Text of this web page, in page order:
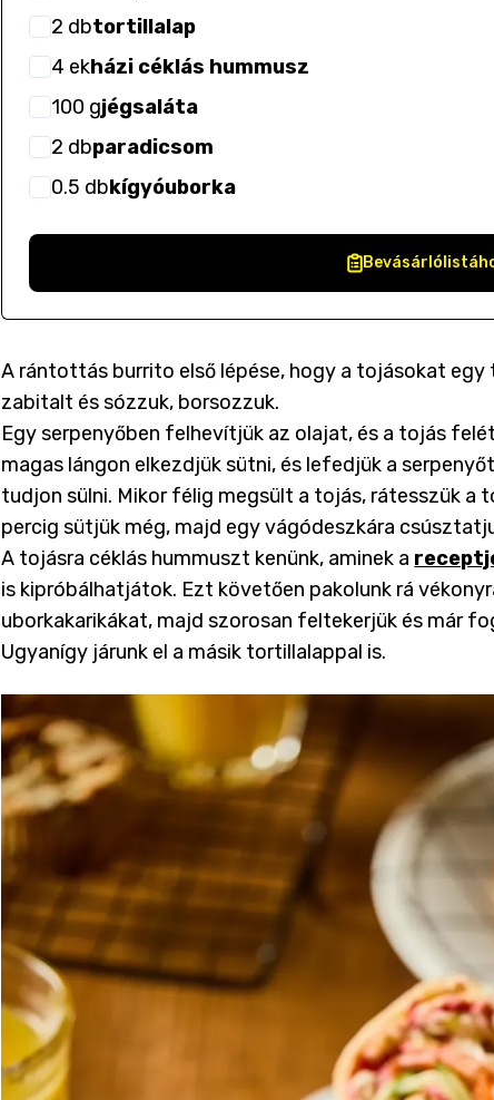
2 dbtortillalap
4 ekházi céklás hummusz
100 gjégsaláta
2 dbparadicsom
0.5 dbkígyóuborka
A rántottás burrito első lépése, hogy a tojásokat
zabitalt és sózzuk, borsozzuk.
Egy serpenyőben felhevítjük az olajat, és a tojás
magas lángon elkezdjük sütni, és lefedjük a
tudjon sülni. Mikor félig megsült a tojás, rátesszük a
percig sütjük még, majd egy vágódeszkára
A tojásra céklás hummuszt kenünk, aminek a
is kipróbálhatjátok. Ezt követően pakolunk rá
uborkakarikákat, majd szorosan feltekerjük és már
Ugyanígy járunk el a másik tortillalappal is.